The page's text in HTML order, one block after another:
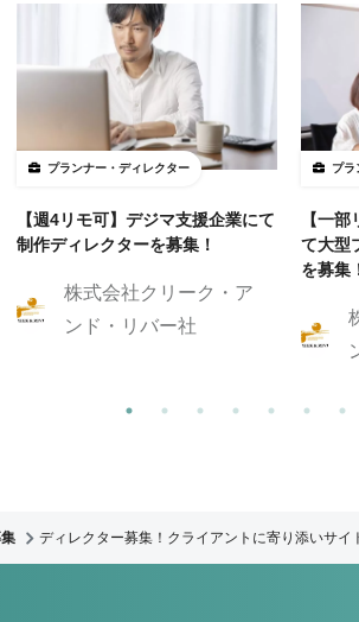
プランナー・ディレクター
【週4リモ可】デジマ支援企業にて
制作ディレクターを募集！
株式会社クリーク・ア
ンド・リバー社
プラ
【一
て大型
を募集
ディレクター募集！クライアントに寄り添いサイ